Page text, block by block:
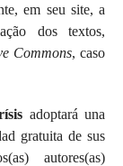
em seu site, a
dos textos,
Commons, caso
adoptará una
gratuita de sus
autores(as)